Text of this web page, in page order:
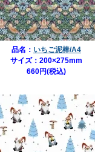
品名： いちご泥棒/A4
サイズ：200×275mm
660円(税込)